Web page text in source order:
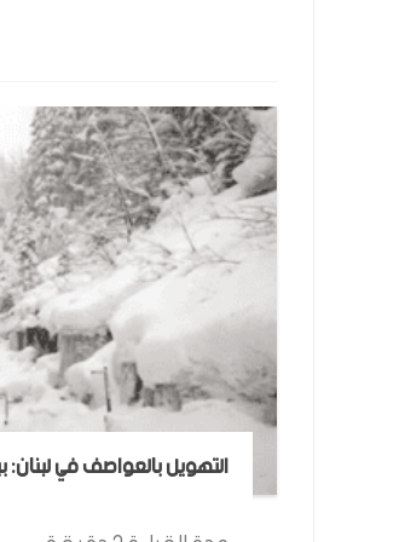
التهويل بالعواصف في لبنان: